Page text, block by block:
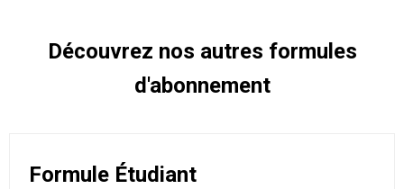
Découvrez nos autres formules
d'abonnement
Formule Étudiant